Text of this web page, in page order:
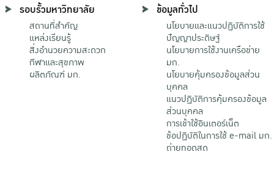
รอบรั้วมหาวิทยาลัย
สถานที่สำคัญ
แหล่งเรียนรู้
สิ่งอำนวยความสะดวก
กีฬาและสุขภาพ
ผลิตภัณฑ์ มก.
ข้อมูลทั่วไป
นโยบายและแนวปฏิบัติการใช้
ปัญญาประดิษฐ์
นโยบายการใช้งานเครือข่าย
มก.
นโยบายคุ้มครองข้อมูลส่วน
บุคคล
แนวปฏิบัติการคุ้มครองข้อมูล
ส่วนบุคคล
การเข้าใช้อินเตอร์เน็ต
ข้อปฏิบัติในการใช้ e-mail มก.
ถ่ายทอดสด